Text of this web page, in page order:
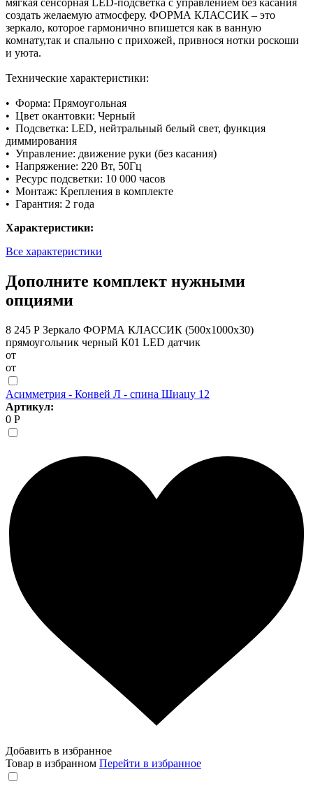
создать желаемую атмосферу. ФОРМА КЛАССИК – это
зеркало, которое гармонично впишется как в ванную
комнату,так и спальню с прихожей, привнося нотки роскоши
и уюта.
Технические характеристики:
• Форма: Прямоугольная
• Цвет окантовки: Черный
• Подсветка: LED, нейтральный белый свет, функция
диммирования
• Управление: движение руки (без касания)
• Напряжение: 220 Вт, 50Гц
• Ресурс подсветки: 10 000 часов
• Монтаж: Крепления в комплекте
• Гарантия: 2 года
Характеристики:
Все характеристики
Дополните комплект нужными
опциями
8 245 Р Зеркало ФОРМА КЛАССИК (500х1000х30)
прямоугольник черный К01 LED датчик
от
от
Асимметрия - Конвей Л - спина Шиацу 12
Артикул:
0 Р
Добавить в избранное
Товар в избранном Перейти в избранное